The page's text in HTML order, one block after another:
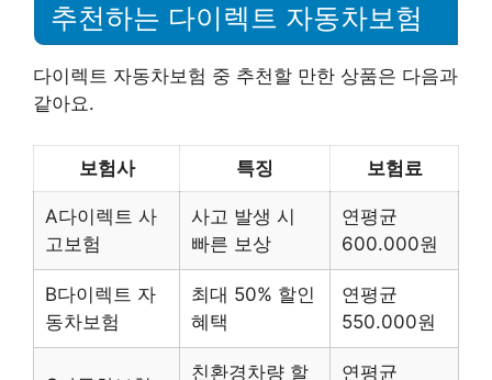
추천하는 다이렉트 자동차보험
다이렉트 자동차보험 중 추천할 만한 상품은 다음과
같아요.
보험사 특징 보험료
A다이렉트 사
고보험
사고 발생 시
빠른 보상
연평균
600.000원
B다이렉트 자
동차보험
최대 50% 할인
혜택
연평균
550.000원
친환경차량 할 연평균